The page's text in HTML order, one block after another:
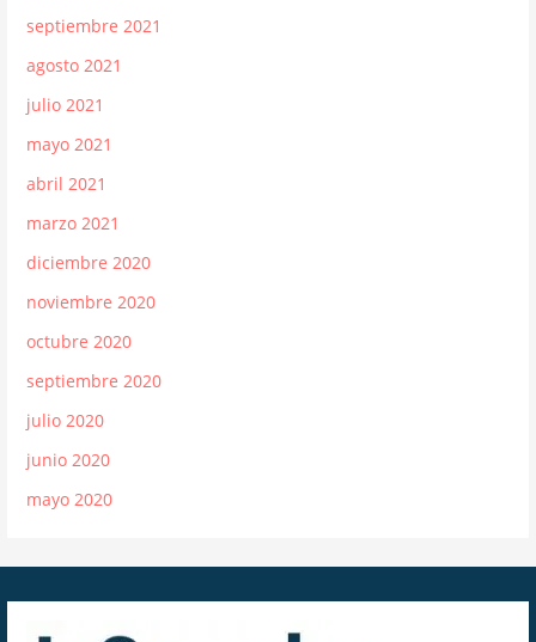
septiembre 2021
agosto 2021
julio 2021
mayo 2021
abril 2021
marzo 2021
diciembre 2020
noviembre 2020
octubre 2020
septiembre 2020
julio 2020
junio 2020
mayo 2020